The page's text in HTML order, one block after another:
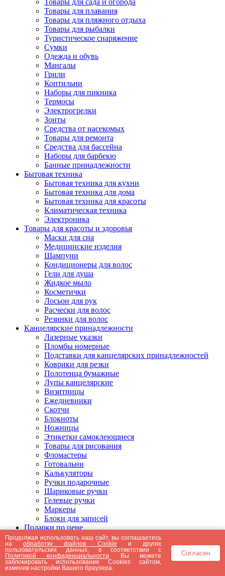
Товары для сада и огорода
Товары для плавания
Товары для пляжного отдыха
Товары для рыбалки
Туристическое снаряжение
Сумки
Одежда и обувь
Мангалы
Грили
Коптильни
Наборы для пикника
Термосы
Электрогрелки
Зонты
Средства от насекомых
Товары для ремонта
Средства для бассейна
Наборы для барбекю
Банные принадлежности
Бытовая техника
Бытовая техника для кухни
Бытовая техника для дома
Бытовая техника для красоты
Климатическая техника
Электроника
Товары для красоты и здоровья
Маски для сна
Медицинские изделия
Шампуни
Кондиционеры для волос
Гели для душа
Жидкое мыло
Косметички
Лосьон для рук
Расчески для волос
Резинки для волос
Канцелярские принадлежности
Лазерные указки
Пломбы номерные
Подставки для канцелярских принадлежностей
Коврики для резки
Полотенца бумажные
Лупы канцелярские
Визитницы
Ежедневники
Скотчи
Блокноты
Ножницы
Этикетки самоклеющиеся
Товары для рисования
Фломастеры
Готовальни
Калькуляторы
Ручки подарочные
Шариковые ручки
Гелевые ручки
Маркеры
Блоки для записей
Подарки по цене
Подарки от 5000 рублей
Подарки до 5000 рублей
Подарки до 3000 рублей
Подарки до 2000 рублей
Подарки до 1000 рублей
Продолжая использовать наш сайт, вы соглашаетесь
наобработку файлов Cookie и других
пользовательских данных, в соответствии с
Политикой конфиденциальности . Вы можете
заблокировать использование Cookies сайтом,
изменив настройки Вашего браузера.
Согласен